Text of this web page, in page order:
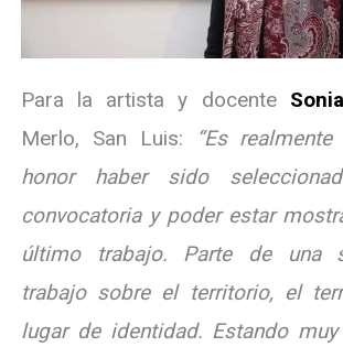
Para la artista y docente
Merlo, San Luis:
“Es
honor haber sido
convocatoria y poder estar
último trabajo. Parte de una
trabajo sobre el territorio, el
lugar de identidad. Estando